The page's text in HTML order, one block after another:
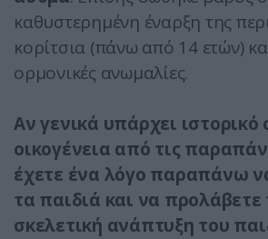
καθυστερημένη έναρξη της
κορίτσια (πάνω από 14 ετών)
ορμονικές ανωμαλίες.
Αν γενικά υπάρχει ιστορικό
οικογένεια από τις
έχετε ένα λόγο παραπάνω
τα παιδιά και να
σκελετική ανάπτυξη του